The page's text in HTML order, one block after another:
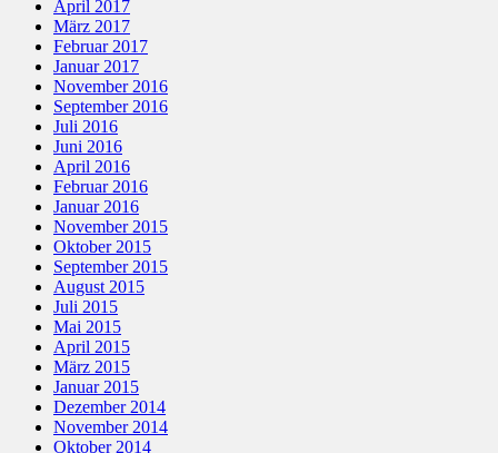
April 2017
März 2017
Februar 2017
Januar 2017
November 2016
September 2016
Juli 2016
Juni 2016
April 2016
Februar 2016
Januar 2016
November 2015
Oktober 2015
September 2015
August 2015
Juli 2015
Mai 2015
April 2015
März 2015
Januar 2015
Dezember 2014
November 2014
Oktober 2014